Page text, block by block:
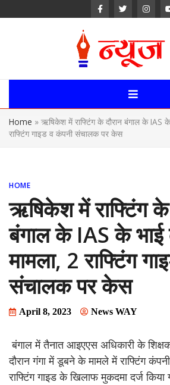
News
Uttar
Home » ऋषिकेश में राफ्टिंग के दौरान बंगाल के IAS
राफ्टिंग गाइड व कंपनी संचालक पर केस
HOME
ऋषिकेश में राफ्टिंग के
बंगाल के IAS के
मामला, 2 राफ्टिंग
संचालक पर केस
April 8, 2023 News WAY
बंगाल में तैनात आइएएस अधिकारी के
दौरान गंगा में डूबने के मामले में राफ्टिंग
राफ्टिंग गाइड के खिलाफ मुकदमा दर्ज किया